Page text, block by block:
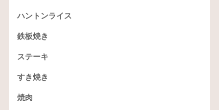
ハントンライス
鉄板焼き
ステーキ
すき焼き
焼肉